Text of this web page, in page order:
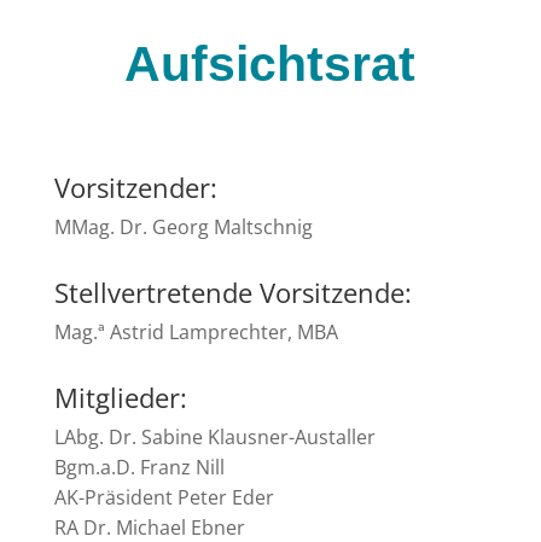
Aufsichtsrat
Vorsitzender:
MMag. Dr. Georg Maltschnig
Stellvertretende Vorsitzende:
Mag.ª Astrid Lamprechter, MBA
Mitglieder:
LAbg. Dr. Sabine Klausner-Austaller
Bgm.a.D. Franz Nill
AK-Präsident Peter Eder
RA Dr. Michael Ebner